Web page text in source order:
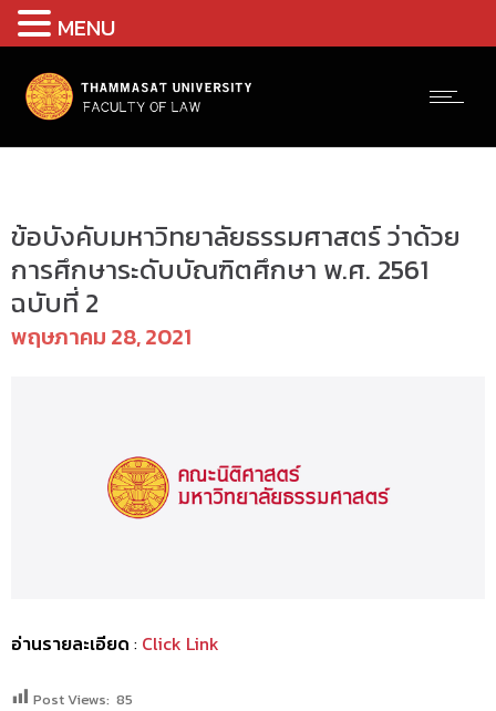
ข้อบังคับมหาวิทยาลัยธรรมศาสตร์ ว่าด้วย
การศึกษาระดับบัณฑิตศึกษา พ.ศ. 2561
ฉบับที่ 2
พฤษภาคม 28, 2021
อ่านรายละเอียด : Click Link
Post Views: 85
MENU